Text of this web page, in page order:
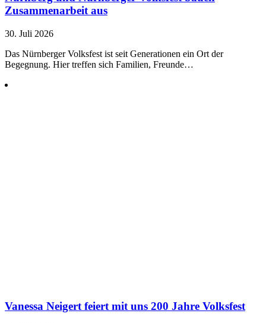
Zusammenarbeit aus
30. Juli 2026
Das Nürnberger Volksfest ist seit Generationen ein Ort der
Begegnung. Hier treffen sich Familien, Freunde…
Vanessa Neigert feiert mit uns 200 Jahre Volksfest